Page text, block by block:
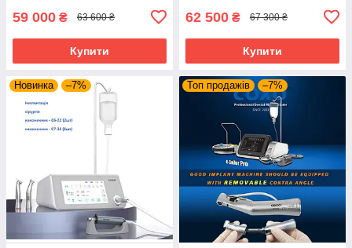
59 000 ₴ 63 600 ₴
Купити
62 500 ₴ 67 300 ₴
Купити
Новинка –7% Топ продажів –7%